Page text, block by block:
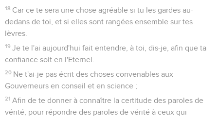
18 Car ce te sera une chose agréable si tu les gardes au-
dedans de toi, et si elles sont rangées ensemble sur tes
lèvres.
19 Je te l'ai aujourd'hui fait entendre, à toi, dis-je, afin que ta
confiance soit en l'Eternel.
20 Ne t'ai-je pas écrit des choses convenables aux
Gouverneurs en conseil et en science ;
21 Afin de te donner à connaître la certitude des paroles de
vérité, pour répondre des paroles de vérité à ceux qui